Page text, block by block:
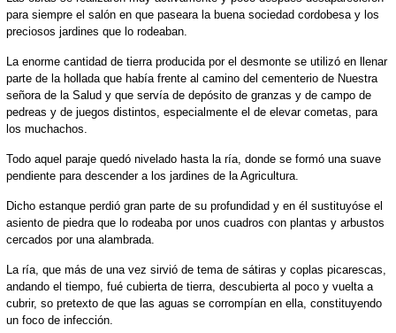
para siempre el salón en que paseara la buena sociedad cordobesa y los
preciosos jardines que lo rodeaban.
La enorme cantidad de tierra producida por el desmonte se utilizó en llenar
parte de la hollada que había frente al camino del cementerio de Nuestra
señora de la Salud y que servía de depósito de granzas y de campo de
pedreas y de juegos distintos, especialmente el de elevar cometas, para
los muchachos.
Todo aquel paraje quedó nivelado hasta la ría, donde se formó una suave
pendiente para descender a los jardines de la Agricultura.
Dicho estanque perdió gran parte de su profundidad y en él sustituyóse el
asiento de piedra que lo rodeaba por unos cuadros con plantas y arbustos
cercados por una alambrada.
La ría, que más de una vez sirvió de tema de sátiras y coplas picarescas,
andando el tiempo, fué cubierta de tierra, descubierta al poco y vuelta a
cubrir, so pretexto de que las aguas se corrompían en ella, constituyendo
un foco de infección.